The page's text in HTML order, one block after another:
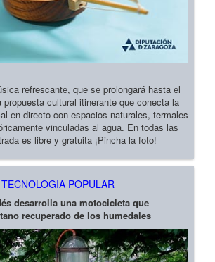
refrescante, que se prolongará hasta el
cultural itinerante que conecta la
en directo con espacios naturales, termales
vinculadas al agua. En todas las
es libre y gratuita ¡Pincha la foto!
TECNOLOGIA POPULAR
desarrolla una motocicleta que
recuperado de los humedales